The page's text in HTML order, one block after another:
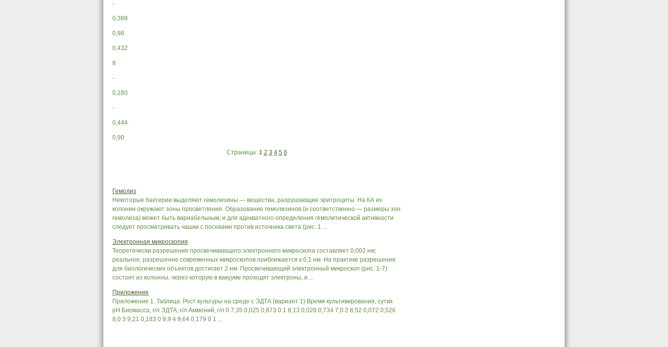
-
0,389
0,98
0,432
8
-
0,180
-
0,444
0,90
Страницы: 1 2 3 4 5 6
Гемолиз
Некоторые бактерии выделяют гемолизины — вещества, разрушающие эритроциты. На КА их
колонии окружают зоны просветления. Образование гемолизинов (и соответственно — раз­меры зон
гемолиза) может быть вариабельным, и для адекватного определения гемолитической активности
следует просматривать чашки с посевами против источника света (рис. 1 ...
Электронная микроскопия
Теоретически разрешение просвечивающего элек­тронного микроскопа составляет 0,002 нм;
реальное, разрешение современных микроскопов приближает­ся к 0,1 нм. На практике разрешение
для биологических объектов достигает 2 нм. Просвечивающий электронный микроскоп (рис. 1-7)
состоит из колонны, через которую в вакууме проходят электроны, и ...
Приложения
Приложение 1. Таблица. Рост культуры на среде с ЭДТА (вариант 1) Время культивирования, сутки
рН Биомасса, г/л ЭДТА, г/л Аммоний, г/л 0 7,35 0,025 0,873 0 1 8,13 0,026 0,734 7,0 2 8,52 0,072 0,526
8,0 3 9,21 0,183 0 9,9 4 9,64 0,179 0 1 ...